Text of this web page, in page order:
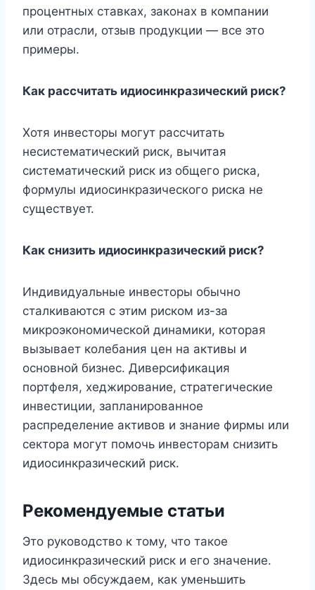
процентных ставках, законах в компании
или отрасли, отзыв продукции — все это
примеры.
Как рассчитать идиосинкразический риск?
Хотя инвесторы могут рассчитать
несистематический риск, вычитая
систематический риск из общего риска,
формулы идиосинкразического риска не
существует.
Как снизить идиосинкразический риск?
Индивидуальные инвесторы обычно
сталкиваются с этим риском из-за
микроэкономической динамики, которая
вызывает колебания цен на активы и
основной бизнес. Диверсификация
портфеля, хеджирование, стратегические
инвестиции, запланированное
распределение активов и знание фирмы или
сектора могут помочь инвесторам снизить
идиосинкразический риск.
Рекомендуемые статьи
Это руководство к тому, что такое
идиосинкразический риск и его значение.
Здесь мы обсуждаем, как уменьшить